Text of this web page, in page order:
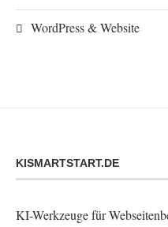
WordPress & Website
KISMARTSTART.DE
KI-Werkzeuge für